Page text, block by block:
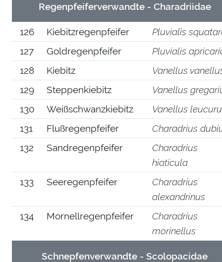
Regenpfeiferverwandte - Charadriidae
126 Kiebitzregenpfeifer
Pluvialis
127
Goldregenpfeifer
Pluvialis
128
Kiebitz
Vanellus
129
Steppenkiebitz
Vanellus
130
Weißschwanzkiebitz
Vanellus
131
Flußregenpfeifer
Charadrius
132
Sandregenpfeifer
Charadrius
hiaticula
133
Seeregenpfeifer
Charadrius
alexandrinus
134
Mornellregenpfeifer
Charadrius
morinellus
Schnepfenverwandte - Scolopacidae